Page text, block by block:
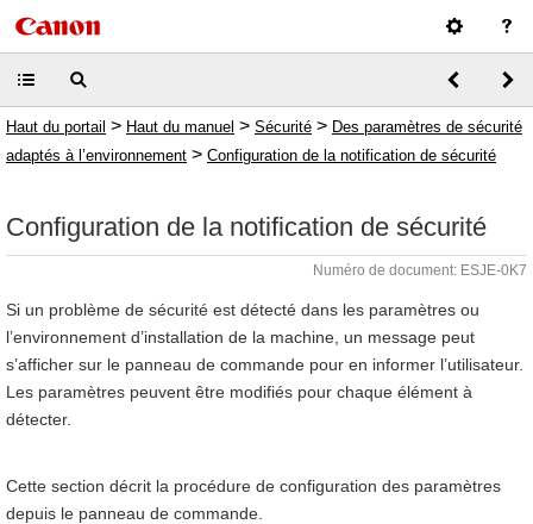
Haut du portail > Haut du manuel > Sécurité > Des paramètres de sécurité
adaptés à l’environnement > Configuration de la notification de sécurité
Configuration de la notification de sécurité
Numéro de document: ESJE-0K7
Si un problème de sécurité est détecté dans les paramètres ou
l’environnement d’installation de la machine, un message peut
s’afficher sur le panneau de commande pour en informer l’utilisateur.
Les paramètres peuvent être modifiés pour chaque élément à
détecter.
Cette section décrit la procédure de configuration des paramètres
depuis le panneau de commande.